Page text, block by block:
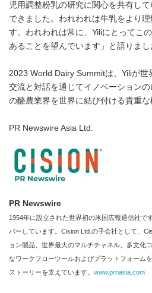
児用調整粉乳の研究に関心を共有し
できました。われわれは牛乳をより
す。われわれは常に、Yiliにとってこ
あることを望んでいます」と語りまし
2023 World Dairy Summitは、Yiliが
交流と対話を通じてイノベーション
の酪農業界を世界に結び付ける貴重な
PR Newswire Asia Ltd.
PR Newswire
1954年に設立された世界初の米国広報通信社で
バーしています。Cision Ltd.の子会社として、
ョン製品、世界最大のマルチチャネル、多文化
なワークフローツールおよびプラットフォーム
ストーリーを支えています。 www.prnasia.com